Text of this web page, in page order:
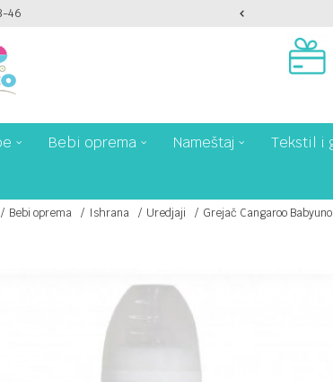
46 PLATNIM KARTICAMA NA 6 RATA!
Bebi oprema Nameštaj Tekstil i
Bebi oprema Ishrana Uredjaji Grejač Cangaroo